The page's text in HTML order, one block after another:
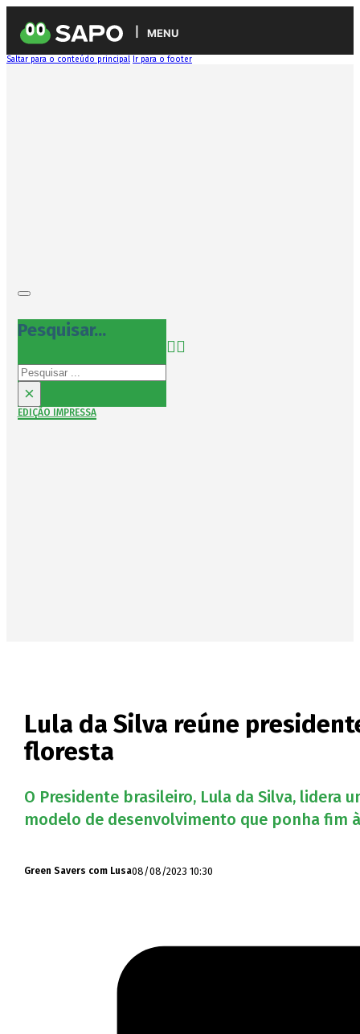
MENU
Saltar para o conteúdo principal Ir para o footer
Pesquisar...
Pesquisar
×
EDIÇÃO IMPRESSA
Lula da Silva reúne
floresta
O Presidente brasileiro, Lula da Silva, lidera
modelo de desenvolvimento que ponha fim
Green Savers com Lusa08/08/2023 10:30